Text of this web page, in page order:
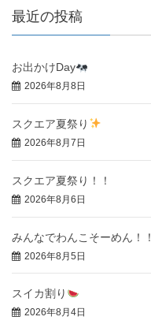
最近の投稿
お出かけDay
2026年8月8日
スクエア夏祭り
2026年8月7日
スクエア夏祭り！！
2026年8月6日
みんなでわんこそーめん！！
2026年8月5日
スイカ割り
2026年8月4日